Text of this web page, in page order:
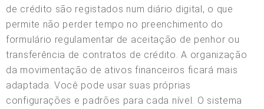
de crédito são registados num diário digital, o que
permite não perder tempo no preenchimento do
formulário regulamentar de aceitação de penhor ou
transferência de contratos de crédito. A organização
da movimentação de ativos financeiros ficará mais
adaptada. Você pode usar suas próprias
configurações e padrões para cada nível. O sistema